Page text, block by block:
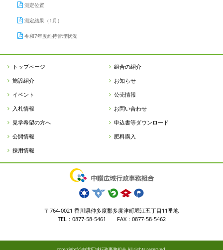
測定位置
測定結果（1月）
令和7年度維持管理状況
トップページ
組合の紹介
施設紹介
お知らせ
イベント
公売情報
入札情報
お問い合わせ
見学希望の方へ
申込書等ダウンロード
公開情報
肥料購入
採用情報
〒764-0021 香川県仲多度郡多度津町堀江五丁目11番地
TEL：0877-58-5461 FAX：0877-58-5462